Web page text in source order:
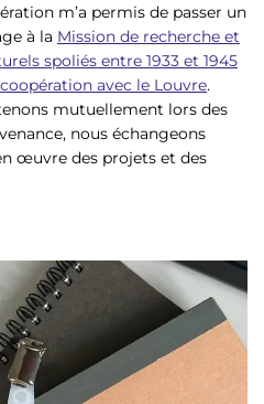
m’a permis de passer un
à la Mission de recherche et
spoliés entre 1933 et 1945
avec le Louvre.
mutuellement lors des
nous échangeons
œuvre des projets et des